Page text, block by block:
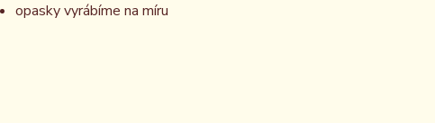
opasky vyrábíme na míru